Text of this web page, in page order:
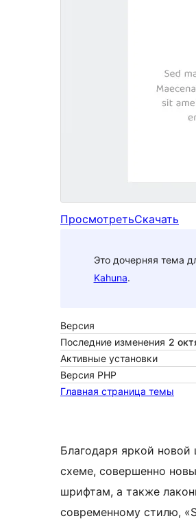
ПросмотретьСкачать
Это дочерняя тема
Kahuna.
Версия
Последние изменения 2
Активные установки
Версия PHP
Главная страница темы
Благодаря яркой новой
схеме, совершенно
шрифтам, а также
современному стилю,